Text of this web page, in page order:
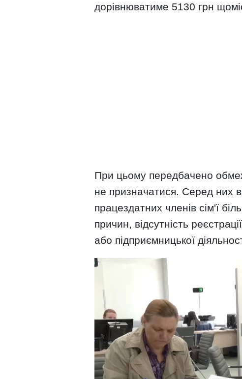
дорівнюватиме 5130 грн
При цьому передбачено
не призначатися. Серед них
працездатних членів сім'ї
причин, відсутність
або підприємницької